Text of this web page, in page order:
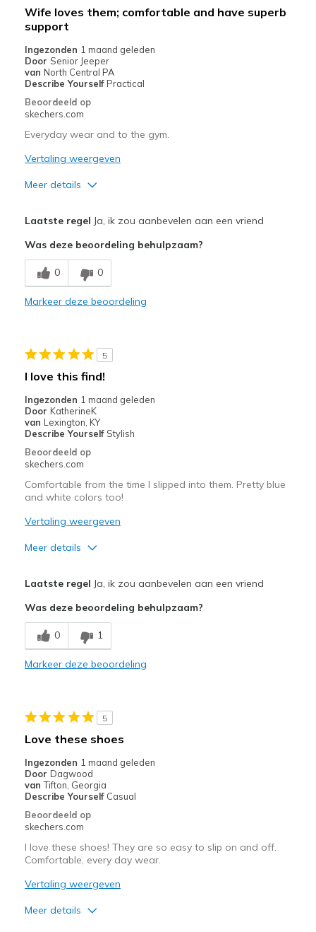
Casual Wear
Going Out
Travel
Width
Sizing
Feels true to size
Wife loves them; comfortable and have superb
support
Ingezonden 1 maand geleden
Door Senior Jeeper
van North Central PA
Describe Yourself Practical
Beoordeeld op
skechers.com
Everyday wear and to the gym.
Vertaling weergeven
Meer details
Comfortable
Great support
Gym
Sizing
Feels true to size
Laatste regel Ja, ik zou aanbevelen aan een vriend
Was deze beoordeling behulpzaam?
0 0
Markeer deze beoordeling
5
I love this find!
Ingezonden 1 maand geleden
Door KatherineK
van Lexington, KY
Describe Yourself Stylish
Beoordeeld op
skechers.com
Comfortable from the time I slipped into them. Pretty blue
and white colors too!
Vertaling weergeven
Meer details
Breathe Well
Comfortable
Travel
Width
Sizing
View On Shoes
I'm Into Shoes
Laatste regel Ja, ik zou aanbevelen aan een vriend
Was deze beoordeling behulpzaam?
0 1
Markeer deze beoordeling
5
Love these shoes
Ingezonden 1 maand geleden
Door Dagwood
van Tifton, Georgia
Describe Yourself Casual
Beoordeeld op
skechers.com
I love these shoes! They are so easy to slip on and off.
Comfortable, every day wear.
Vertaling weergeven
Meer details